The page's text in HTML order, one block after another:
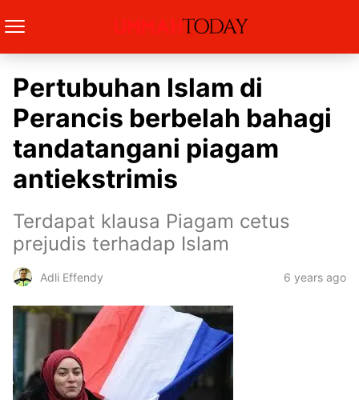
Pertubuhan Islam di
Perancis berbelah bahagi
tandatangani piagam
antiekstrimis
Terdapat klausa Piagam cetus
prejudis terhadap Islam
Adli Effendy 6 years ago